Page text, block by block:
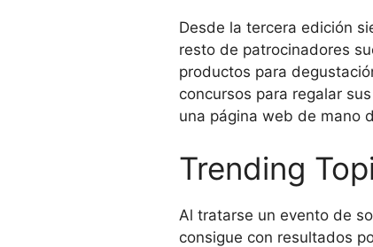
Desde la tercera edición
resto de patrocinadores
productos para
concursos para regalar
una página web de mano
Trending
Al tratarse un evento de
consigue con resultados